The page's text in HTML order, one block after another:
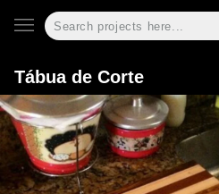
Tábua de Corte